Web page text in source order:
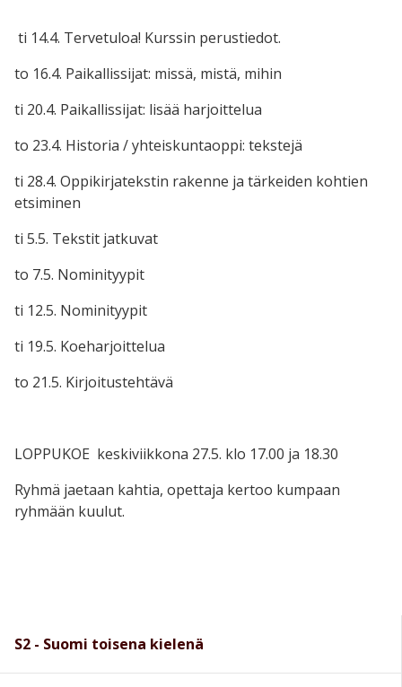
ti 14.4. Tervetuloa! Kurssin perustiedot.
to 16.4. Paikallissijat: missä, mistä, mihin
ti 20.4. Paikallissijat: lisää harjoittelua
to 23.4. Historia / yhteiskuntaoppi: tekstejä
ti 28.4. Oppikirjatekstin rakenne ja tärkeiden kohtien
etsiminen
ti 5.5. Tekstit jatkuvat
to 7.5. Nominityypit
ti 12.5. Nominityypit
ti 19.5. Koeharjoittelua
to 21.5. Kirjoitustehtävä
LOPPUKOE keskiviikkona 27.5. klo 17.00 ja 18.30
Ryhmä jaetaan kahtia, opettaja kertoo kumpaan
ryhmään kuulut.
S2 - Suomi toisena kielenä